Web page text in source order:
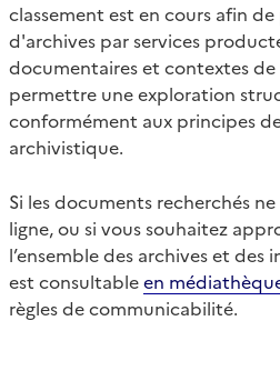
classement est en cours afin
d'archives par services
documentaires et contextes
permettre une exploration
conformément aux principes
archivistique.
Si les documents recherchés
ligne, ou si vous souhaitez
l’ensemble des archives et
est consultableen
règles de communicabilité.